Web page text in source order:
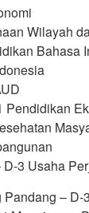
Wilayah
Bahasa
Pendidikan
3 Usaha
– D-